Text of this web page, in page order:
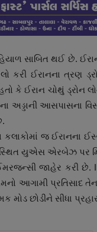
સાબિત થઈ છે.
ઈરાનના ત્રણ
હતો કે ઈરાન ચોથું
આસપાસના
જ ઈરાનના
સ્થિત યુએસ એરબેઝ પર
જાહેર કરી છે.
આગામી પ્રતિસાદ
મોડ છોડીને સીધા